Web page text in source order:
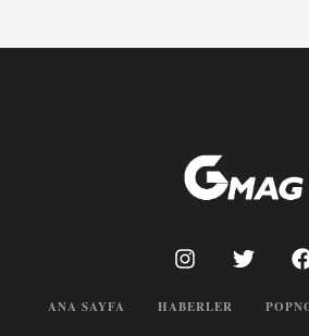
ANA SAYFA HABERLER